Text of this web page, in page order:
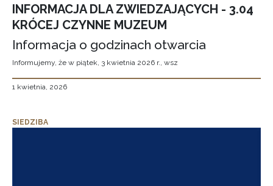
INFORMACJA DLA ZWIEDZAJĄCYCH - 3.04
KRÓCEJ CZYNNE MUZEUM
Informacja o godzinach otwarcia
Informujemy, że w piątek, 3 kwietnia 2026 r., wsz
1 kwietnia, 2026
SIEDZIBA